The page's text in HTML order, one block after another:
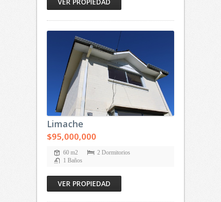
Limache
$95,000,000
60 m2
2 Dormitorios
1 Baños
VER PROPIEDAD